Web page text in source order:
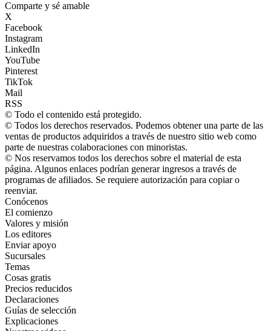
Comparte y sé amable
X
Facebook
Instagram
LinkedIn
YouTube
Pinterest
TikTok
Mail
RSS
© Todo el contenido está protegido.
© Todos los derechos reservados. Podemos obtener una parte de las
ventas de productos adquiridos a través de nuestro sitio web como
parte de nuestras colaboraciones con minoristas.
© Nos reservamos todos los derechos sobre el material de esta
página. Algunos enlaces podrían generar ingresos a través de
programas de afiliados. Se requiere autorización para copiar o
reenviar.
Conócenos
El comienzo
Valores y misión
Los editores
Enviar apoyo
Sucursales
Temas
Cosas gratis
Precios reducidos
Declaraciones
Guías de selección
Explicaciones